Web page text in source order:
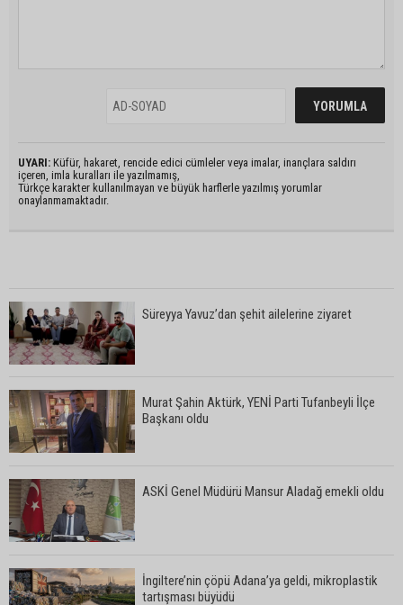
UYARI: Küfür, hakaret, rencide edici cümleler veya imalar, inançlara saldırı
içeren, imla kuralları ile yazılmamış,
Türkçe karakter kullanılmayan ve büyük harflerle yazılmış yorumlar
onaylanmamaktadır.
Süreyya Yavuz’dan şehit ailelerine ziyaret
Murat Şahin Aktürk, YENİ Parti Tufanbeyli İlçe
Başkanı oldu
ASKİ Genel Müdürü Mansur Aladağ emekli oldu
İngiltere’nin çöpü Adana’ya geldi, mikroplastik
tartışması büyüdü